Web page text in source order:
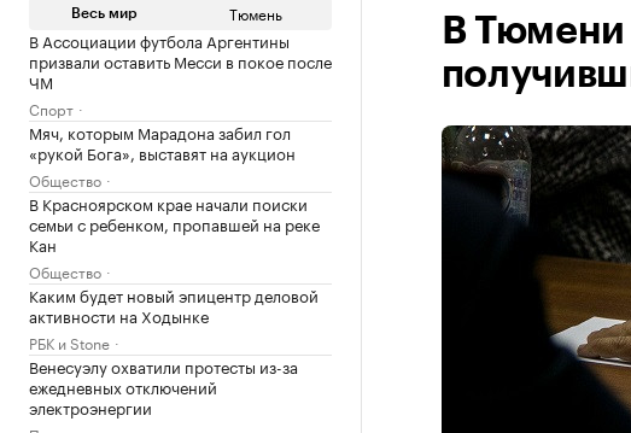
Весь мир Тюмень
В Ассоциации футбола Аргентины
призвали оставить Месси в покое после
ЧМ
Спорт
Мяч, которым Марадона забил гол
«рукой Бога», выставят на аукцион
Общество
В Красноярском крае начали поиски
семьи с ребенком, пропавшей на реке
Кан
Общество
Каким будет новый эпицентр деловой
активности на Ходынке
РБК и Stone
Венесуэлу охватили протесты из-за
ежедневных отключений
электроэнергии
В